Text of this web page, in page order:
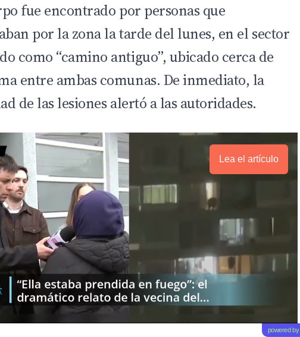
fue encontrado por personas que
por la zona la tarde del lunes, en el sector
como “camino antiguo”, ubicado cerca de
entre ambas comunas. De inmediato, la
de las lesiones alertó a las autoridades.
Lea el artículo
powered by